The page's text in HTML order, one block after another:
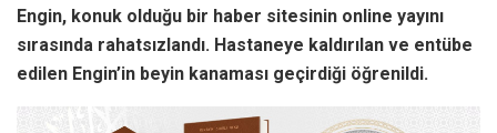
Engin, konuk olduğu bir haber sitesinin online yayını
sırasında rahatsızlandı. Hastaneye kaldırılan ve entübe
edilen Engin’in beyin kanaması geçirdiği öğrenildi.